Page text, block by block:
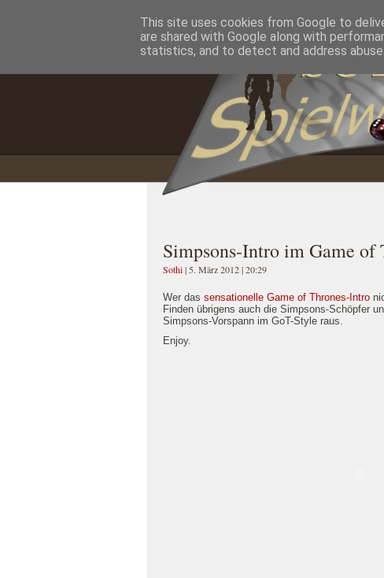
Home Impressum Datenschutzererklärung
Simpsons-Intro im Game of
Sothi| 5. März 2012 | 20:29
Wer das sensationelle Game of Thrones-Intro
Finden übrigens auch die Simpsons-Schöpfer
Simpsons-Vorspann im GoT-Style raus.
Enjoy.
This site uses cookies from Google to
are shared with Google along with
statistics, and to detect and address abuse.